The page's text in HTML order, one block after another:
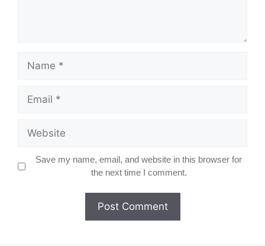
Name
Email
Website
Save my name, email, and website in this browser for
the next time I comment.